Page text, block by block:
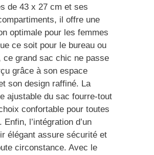
de 43 x 27 cm et ses
il offre une
optimale pour les femmes
ce soit pour le bureau ou
ce grand sac chic ne passe
grâce à son espace
son design raffiné. La
ajustable du sac fourre-tout
confortable pour toutes
l’intégration d’un
élégant assure sécurité et
circonstance. Avec le